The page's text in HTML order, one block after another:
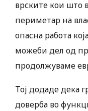
врските кои што
периметар на
опасна работа
можеби дел од
продолжуваме
Тој додаде дека
доверба во